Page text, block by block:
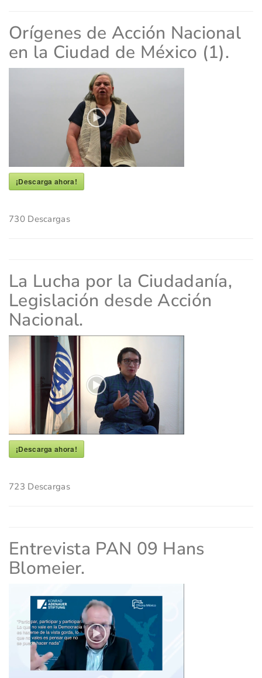
Orígenes de Acción Nacional
en la Ciudad de México (1).
¡Descarga ahora!
730Descargas
La Lucha por la Ciudadanía,
Legislación desde Acción
Nacional.
¡Descarga ahora!
723 Descargas
Entrevista PAN 09 Hans
Blomeier.